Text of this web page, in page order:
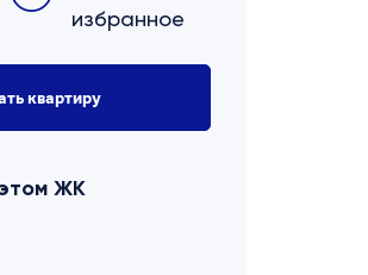
избранное
квартиру
ЖК